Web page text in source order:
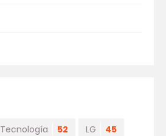
Tecnología 52 LG 45